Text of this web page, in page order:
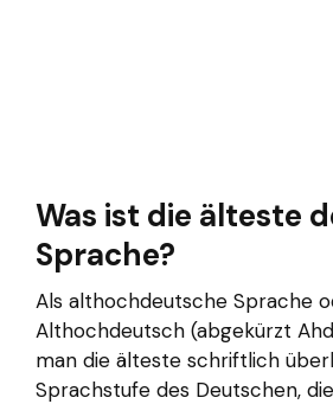
Was ist die älteste
Sprache?
Als althochdeutsche Sprache
Althochdeutsch (abgekürzt
man die älteste schriftlich
Sprachstufe des Deutschen,